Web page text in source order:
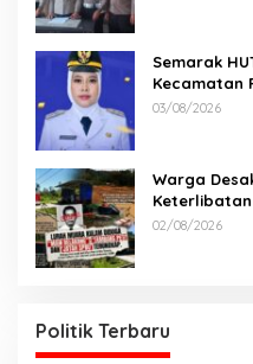
Semarak
Kecamatan
Lomba
03/08/2026
Warga Desak APH Usut Laporan
Keterlibatan
02/08/2026
Politik Terbaru